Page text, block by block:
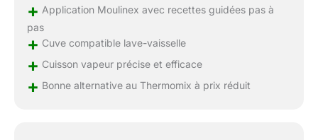
+ Application Moulinex avec recettes guidées pas à
pas
+ Cuve compatible lave-vaisselle
+ Cuisson vapeur précise et efficace
+ Bonne alternative au Thermomix à prix réduit